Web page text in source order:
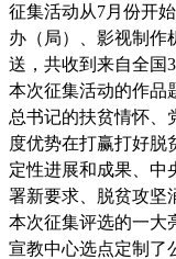
征集活动从7月份开
办（局）、影视制作
送，共收到来自全国
本次征集活动的作品
总书记的扶贫情怀、
度优势在打赢打好脱
定性进展和成果、中
署新要求、脱贫攻坚
本次征集评选的一大
宣教中心选点定制了